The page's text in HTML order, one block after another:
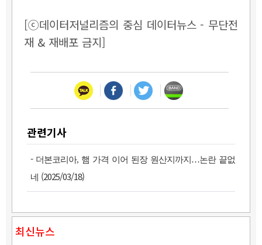
[ⓒ데이터저널리즘의 중심 데이터뉴스 - 무단전
재 & 재배포 금지]
관련기사
- 더본코리아, 햄 가격 이어 된장 원산지까지…논란 끝없
네
(2025/03/18)
최신뉴스